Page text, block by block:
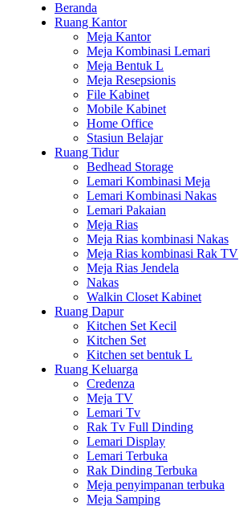
Beranda
Ruang Kantor
Meja Kantor
Meja Kombinasi Lemari
Meja Bentuk L
Meja Resepsionis
File Kabinet
Mobile Kabinet
Home Office
Stasiun Belajar
Ruang Tidur
Bedhead Storage
Lemari Kombinasi Meja
Lemari Kombinasi Nakas
Lemari Pakaian
Meja Rias
Meja Rias kombinasi Nakas
Meja Rias kombinasi Rak TV
Meja Rias Jendela
Nakas
Walkin Closet Kabinet
Ruang Dapur
Kitchen Set Kecil
Kitchen Set
Kitchen set bentuk L
Ruang Keluarga
Credenza
Meja TV
Lemari Tv
Rak Tv Full Dinding
Lemari Display
Lemari Terbuka
Rak Dinding Terbuka
Meja penyimpanan terbuka
Meja Samping